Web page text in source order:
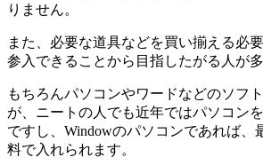
りません。
また、必要な道具などを買い揃える必
参入できることから目指したがる人が
もちろんパソコンやワードなどのソフ
が、ニートの人でも近年ではパソコン
ですし、Windowのパソコンであれば、
料で入れられます。